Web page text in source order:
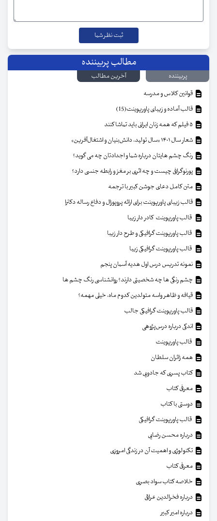
مطالب پربیننده
پربیننده
آخرین مطالب
قوانین کلاس و مدرسه
قالب آماده و زیبای پاورپوینت(15)
شعار سال ۱۴۰۱ «سال تولید، دانش‌بنیان و اشتغال‌آفرین»
رنگ چشم هایتان درباره شما و اجدادتان چه می گوید؟
پورنوگرافی چیست و چه اثری بر مغز و رابطه جنسی دارد؟
متن کامل دعای جوشن کبیر با ترجمه
قالب زیبای پاورپوینت برای ارائه پروپوزال و دفاع رساله دکترا
قالب پاورپوینت کادر دار زیبا
قالب پاورپوینت گرافیکی و طرح دار زیبا
قالب پاورپوینت گرافیکی زیبا
نمونه تدریس درس اول هدیه آسمان پنجم
چشم رنگی ها چه شخصیتی دارند؟ روانشناسی رنگ چشم ها
قیافه و ظاهر واسه متولدین کدوم ماه، خیلی مهمه؟
قالب پاورپوینت گرافیکی جالب
اندکی درباره درس‌پژوهی
قالب پاورپوینت
همه زائران سلطان
کتاب پسری که جادویی شد
معرفی کتاب
دوستی با کتاب
قالب پاورپوینت گرافیکی
درباره محسن رضایی
تکنولوژی و اهمیت آن در زندگی امروزی
معرفی کتاب
خلاصه کتاب سواد بصری
درباره فخرالدین عراقی
درباره امیر کبیر